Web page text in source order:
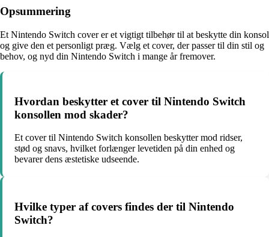
Opsummering
Et Nintendo Switch cover er et vigtigt tilbehør til at beskytte din konsol
og give den et personligt præg. Vælg et cover, der passer til din stil og
behov, og nyd din Nintendo Switch i mange år fremover.
Hvordan beskytter et cover til Nintendo Switch
konsollen mod skader?
Et cover til Nintendo Switch konsollen beskytter mod ridser,
stød og snavs, hvilket forlænger levetiden på din enhed og
bevarer dens æstetiske udseende.
Hvilke typer af covers findes der til Nintendo
Switch?